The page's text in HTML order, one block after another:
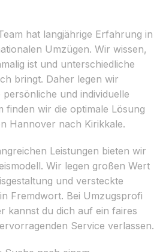
hat langjährige Erfahrung in
Umzügen. Wir wissen,
ist und unterschiedliche
bringt. Daher legen wir
und individuelle
finden wir die optimale Lösung
Hannover nach Kirikkale.
Leistungen bieten wir
Wir legen großen Wert
und versteckte
Fremdwort. Bei Umzugsprofi
kannst du dich auf ein faires
Service verlassen.